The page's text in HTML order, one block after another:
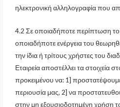
ηλεκτρονική αλληλογραφία που
4.2 Σε οποιαδήποτε περίπτωση
οποιαδήποτε ενέργεια του
την ίδια ή τρίτους χρήστες του
Εταιρεία αποστέλλει τα στοιχεία
προκειμένου να: 1]
περιουσία μας, 2] να
στην μη εξουσιοδοτημένη χρήση